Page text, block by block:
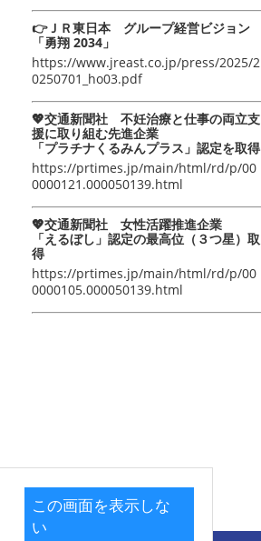
この画面を表示しな
い
👉ＪＲ東日本 グループ経営ビジョン
「勇翔 2034」
https://www.jreast.co.jp/press/2025/2
0250701_ho03.pdf
💖交通新聞社 不妊治療と仕事の両立支
援に取り組む先進企業
「プラチナくるみんプラス」認定を取得
https://prtimes.jp/main/html/rd/p/00
0000121.000050139.html
💖交通新聞社 女性活躍推進企業
「えるぼし」認定の最高位（３つ星）取
得
https://prtimes.jp/main/html/rd/p/00
0000105.000050139.html